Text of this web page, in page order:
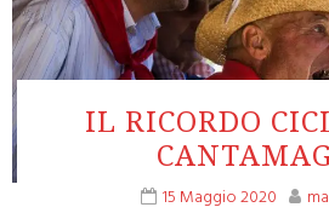
IL RICORDO
15 Maggio 2020